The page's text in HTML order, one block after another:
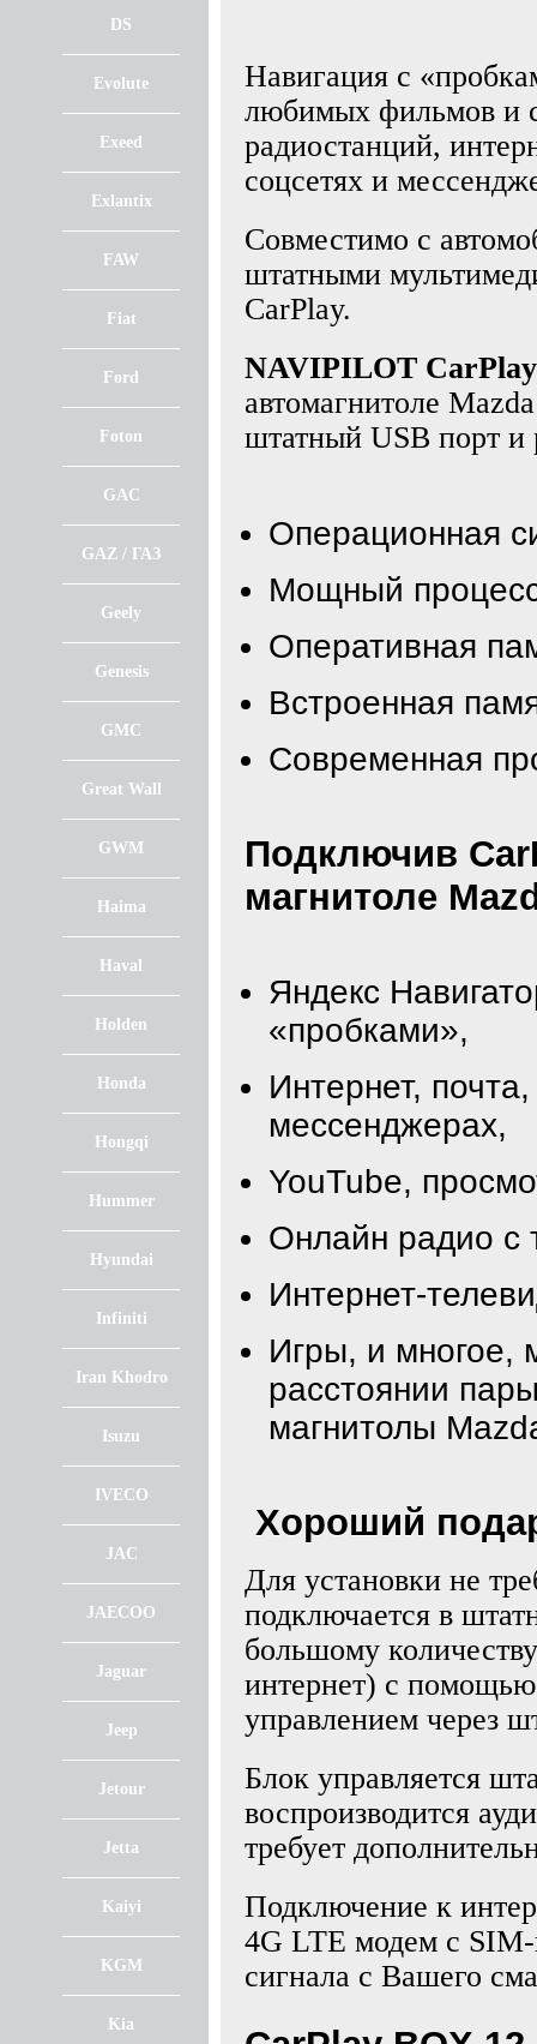
DS
Evolute
Exeed
Exlantix
FAW
Fiat
Ford
Foton
GAC
GAZ / ГАЗ
Geely
Genesis
GMC
Great Wall
GWM
Haima
Haval
Holden
Honda
Hongqi
Hummer
Hyundai
Infiniti
Iran Khodro
Isuzu
IVECO
JAC
JAECOO
Jaguar
Jeep
Jetour
Jetta
Kaiyi
KGM
Kia
Навигация с
любимых фильмов и
радиостанций,
соцсетях и
Совместимо с
штатными
CarPlay.
NAVIPILOT
автомагнитоле
штатный USB порт и
Операционная
Мощный
Оперативная
Встроенная
Современная
Подключив
магнитоле
Яндекс
«пробками»,
Интернет,
мессенджерах,
YouTube,
Онлайн радио с
Интернет-
Игры, и многое,
расстоянии
магнитолы
Хороший
Для установки не
подключается в
большому
интернет) с
управлением через
Блок управляется
воспроизводится
требует
Подключение к
4G LTE модем с
сигнала с Вашего